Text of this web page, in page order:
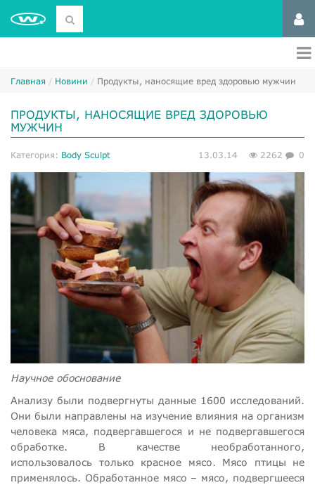
Главная Новини Продукты, наносящие вред здоровью мужчин
ПРОДУКТЫ, НАНОСЯЩИЕ ВРЕД ЗДОРОВЬЮ
МУЖЧИН
Категория: Body Sculpt 13.03.14 2262 0
Научное обоснование
Анализу были подвергнуты данные 1600 исследований.
Они были направлены на изучение влияния на организм
человека мяса, подвергавшегося и не подвергавшегося
обработке. В качестве необработанного,
использовалось только красное мясо. Мясо птицы не
применялось. Обработанное мясо – мясо, подвергшееся